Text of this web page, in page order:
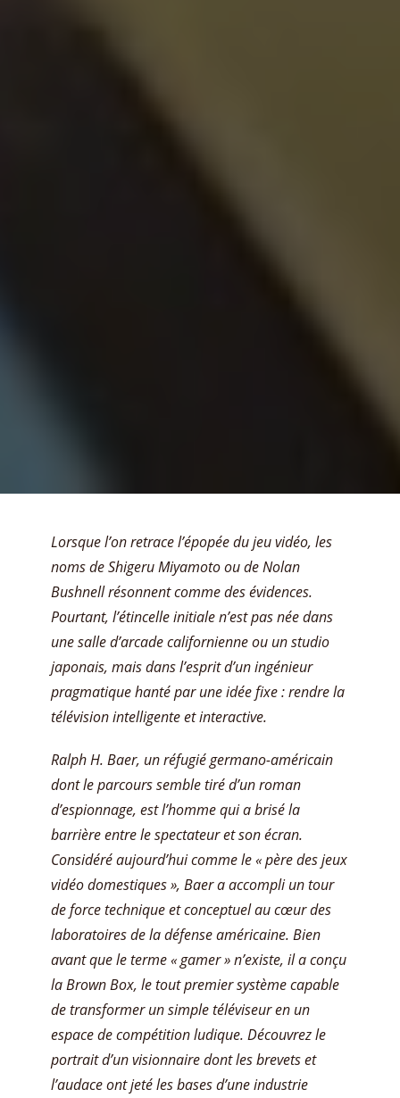
Lorsque l’on retrace l’épopée du jeu vidéo, les
noms de Shigeru Miyamoto ou de Nolan
Bushnell résonnent comme des évidences.
Pourtant, l’étincelle initiale n’est pas née dans
une salle d’arcade californienne ou un studio
japonais, mais dans l’esprit d’un ingénieur
pragmatique hanté par une idée fixe : rendre la
télévision intelligente et interactive.
Ralph H. Baer, un réfugié germano-américain
dont le parcours semble tiré d’un roman
d’espionnage, est l’homme qui a brisé la
barrière entre le spectateur et son écran.
Considéré aujourd’hui comme le « père des jeux
vidéo domestiques », Baer a accompli un tour
de force technique et conceptuel au cœur des
laboratoires de la défense américaine. Bien
avant que le terme « gamer » n’existe, il a conçu
la Brown Box, le tout premier système capable
de transformer un simple téléviseur en un
espace de compétition ludique. Découvrez le
portrait d’un visionnaire dont les brevets et
l’audace ont jeté les bases d’une industrie